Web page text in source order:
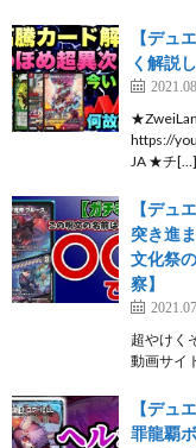
【デュ
く解説
https://
JA ★チ[…]
【デュ
突き進
文化祭
察】
超やけく
動画サイ
【デュ
罪龍覇